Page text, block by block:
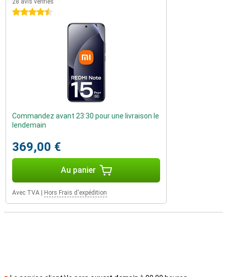
28 avis vérifiés
4.5 étoiles
Commandez avant 23:30 pour une livraison le
lendemain
369,00 €
Au panier
Avec TVA Hors Frais d'expédition